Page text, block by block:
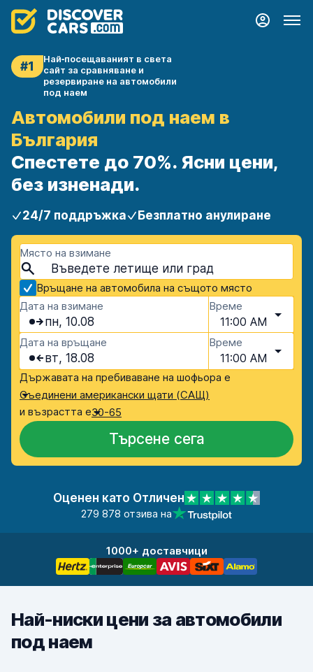
#1
Най‑посещаваният в света
сайт за сравняване и
резервиране на автомобили
под наем
Автомобили под наем в
България
Спестете до 70%. Ясни цени,
без изненади.
24/7 поддръжка Безплатно анулиране
Място на взимане
Връщане на автомобила на същото място
Дата на взимане
пн, 10.08
Време
11:00 AM
Дата на връщане
вт, 18.08
Време
11:00 AM
Държавата на пребиваване на шофьора е
Съединени американски щати (САЩ)
и възрастта е30-65
Търсене сега
Оценен като Отличен
279 878 отзива на
1000+ доставчици
Най-ниски цени за автомобили
под наем